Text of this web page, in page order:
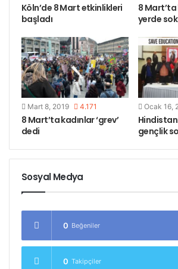
Yapılan konuşmalara ve sloganlara
kadın mücadelesi, Efrin işgali ve
devletine destek veren Almanya
emperyalist ülkelerin rolü vurgusu
Köln’de 8 Mart etkinlikleri
başladı
8
yerde
Mart 8, 2019 4.171
8 Mart’ta kadınlar ‘grev’
dedi
Ocak 16,
gençlik
Sosyal Medya
0 Beğeniler
0 Takipçiler